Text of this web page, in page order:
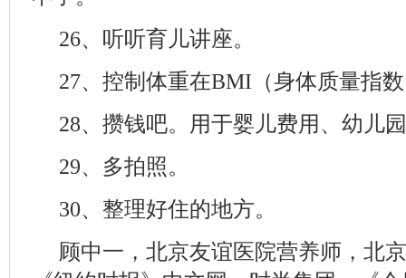
26、听听育儿讲座。
27、控制体重在BMI（身体质量指
28、攒钱吧。用于婴儿费用、幼儿
29、多拍照。
30、整理好住的地方。
顾中一，北京友谊医院营养师，北